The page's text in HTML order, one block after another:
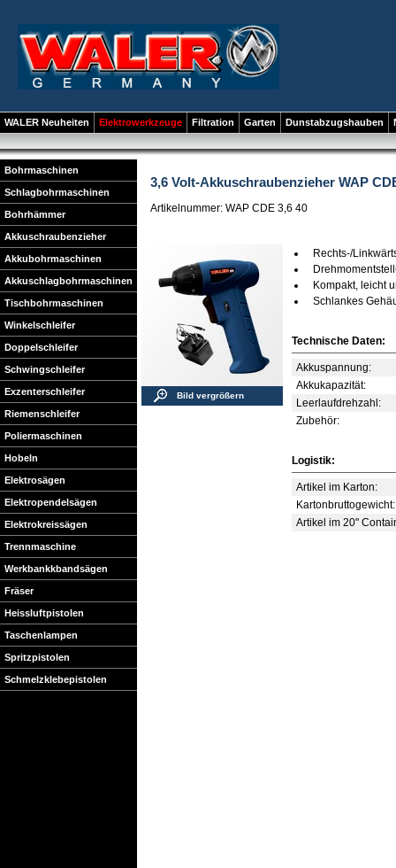
WALER Neuheiten Elektrowerkzeuge Filtration Garten Dunstabzugshauben
Bohrmaschinen
Schlagbohrmaschinen
Bohrhämmer
Akkuschraubenzieher
Akkubohrmaschinen
Akkuschlagbohrmaschinen
Tischbohrmaschinen
Winkelschleifer
Doppelschleifer
Schwingschleifer
Exzenterschleifer
Riemenschleifer
Poliermaschinen
Hobeln
Elektrosägen
Elektropendelsägen
Elektrokreissägen
Trennmaschine
Werkbankkbandsägen
Fräser
Heissluftpistolen
Taschenlampen
Spritzpistolen
Schmelzklebepistolen
3,6 Volt-Akkuschraubenzieher WAP
Artikelnummer: WAP CDE 3,6 40
Bild vergrößern
Rechts-/
Kompakt, leicht
Schlankes
Technische Daten:
Akkuspannung:
Akkukapazität:
Leerlaufdrehzahl:
Zubehör:
Logistik:
Artikel im Karton:
Kartonbruttogewicht:
Artikel im 20"